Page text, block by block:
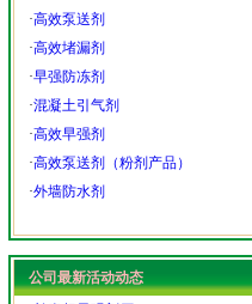
·高效泵送剂
·高效堵漏剂
·早强防冻剂
·混凝土引气剂
·高效早强剂
·高效泵送剂（粉剂产品）
·外墙防水剂
公司最新活动动态